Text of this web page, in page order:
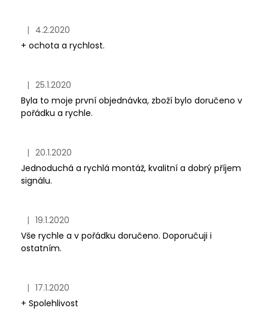
Hodnocení obchodu je 4 z 5 hvězdiček.
| 4.2.2020
+ ochota a rychlost.
Hodnocení obchodu je 5 z 5 hvězdiček.
| 25.1.2020
Byla to moje první objednávka, zboží bylo doručeno v
pořádku a rychle.
Hodnocení obchodu je 5 z 5 hvězdiček.
| 20.1.2020
Jednoduchá a rychlá montáž, kvalitní a dobrý příjem
signálu.
Hodnocení obchodu je 5 z 5 hvězdiček.
| 19.1.2020
Vše rychle a v pořádku doručeno. Doporučuji i
ostatním.
Hodnocení obchodu je 5 z 5 hvězdiček.
| 17.1.2020
+ Spolehlivost